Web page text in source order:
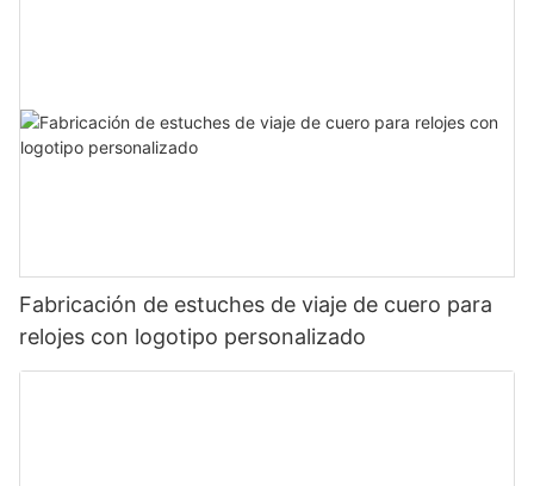
Fabricación de estuches de viaje de cuero para
relojes con logotipo personalizado